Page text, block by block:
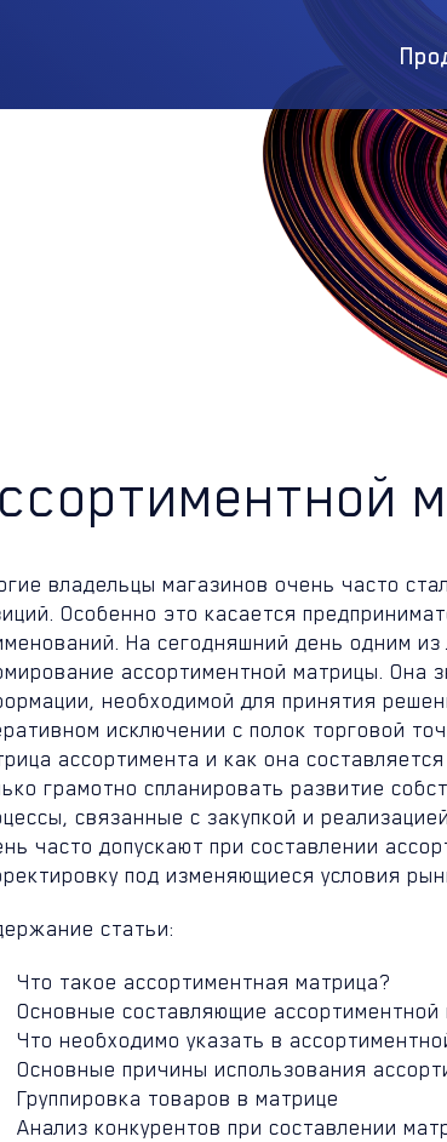
владельцы магазинов очень часто
Особенно это касается
На сегодняшний день одним
ассортиментной матрицы. Она
необходимой для принятия
исключении с полок торговой
ассортимента и как она
грамотно спланировать развитие
связанные с закупкой и
часто допускают при составлении
под изменяющиеся условия
статьи:
Что такое ассортиментная матрица?
Основные составляющие ассортиментной
Что необходимо указать в
Основные причины использования
Группировка товаров в матрице
Анализ конкурентов при составлении